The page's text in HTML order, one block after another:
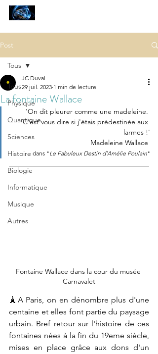
Post
Tous
Physique
Quantique
Sciences
Histoire
Biologie
Informatique
Musique
Autres
Tous
La fontaine Wallace
JC Duval
29 juil. 2023 1 min de lecture
'On dit pleurer comme une madeleine.
C'est vous dire si j'étais prédestinée aux
larmes !'
Madeleine Wallace
dans "Le Fabuleux Destin d'Amélie Poulain"
Fontaine Wallace dans la cour du musée
Carnavalet
🗼A Paris, on en dénombre plus d'une
centaine et elles font partie du paysage
urbain. Bref retour sur l'histoire de ces
fontaines nées à la fin du 19eme siècle,
mises en place grâce aux dons d'un